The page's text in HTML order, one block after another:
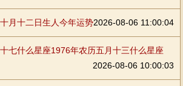
月十二日生人今年运势2026-08-06 11:00:04
七什么星座1976年农历五月十三什么星座
2026-08-06 10:00:03